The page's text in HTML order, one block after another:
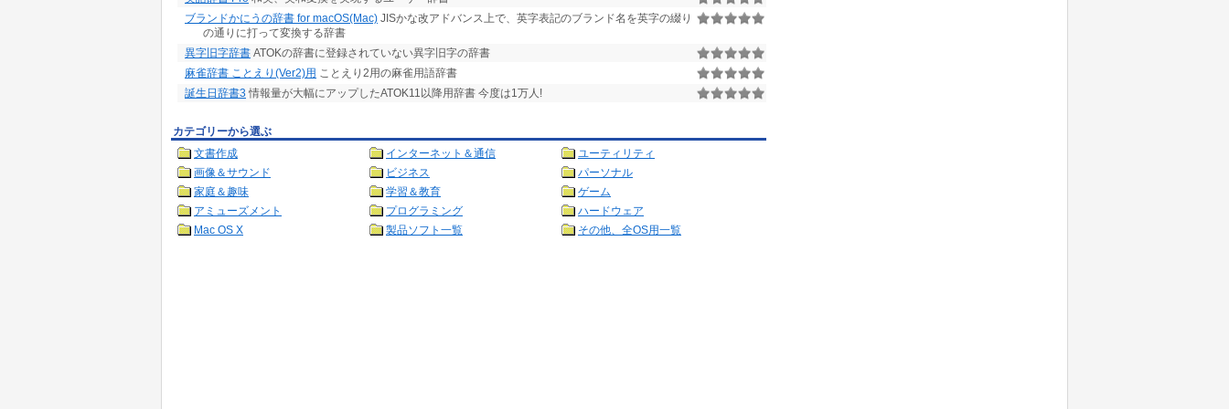
ブランドかにうの辞書 for macOS(Mac) JISかな改アドバンス上で、英字表記のブランド名を英字の綴り
の通りに打って変換する辞書
異字旧字辞書 ATOKの辞書に登録されていない異字旧字の辞書
麻雀辞書 ことえり(Ver2)用 ことえり2用の麻雀用語辞書
誕生日辞書3 情報量が大幅にアップしたATOK11以降用辞書 今度は1万人!
カテゴリーから選ぶ
文書作成
インターネット＆通信
ユーティリティ
画像＆サウンド
ビジネス
パーソナル
家庭＆趣味
学習＆教育
ゲーム
アミューズメント
プログラミング
ハードウェア
Mac OS X
製品ソフト一覧 その他、全OS用一覧